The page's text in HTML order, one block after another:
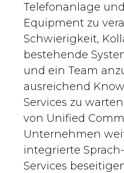
Telefonanlage
Equipment zu
Schwierigkeit,
bestehende
und ein Team
ausreichend
Services zu
von Unified
Unternehmen
integrierte
Services